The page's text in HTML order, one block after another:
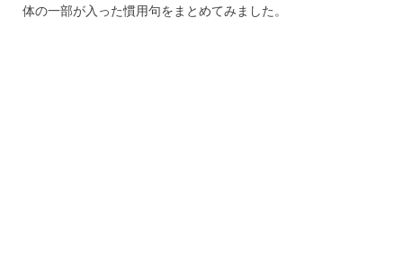
体の一部が入った慣用句をまとめてみました。